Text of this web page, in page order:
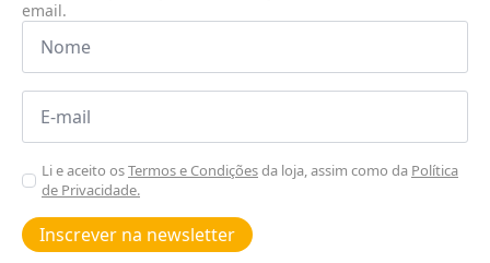
email.
Nome
Email
Aceitar
Poiticas
de
privacidade
Li e aceito osTermos e Condiçõesda loja, assim como da Política
de Privacidade.
Inscrever na newsletter